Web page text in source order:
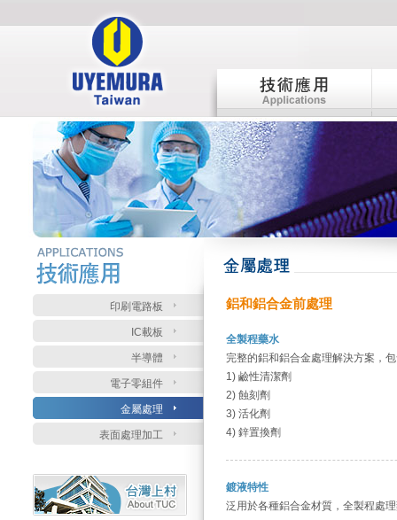
印刷電路板
IC載板
半導體
電子零組件
金屬處理
表面處理加工
鋁和鋁合金前處理
全製程藥水
完整的鋁和鋁合金處理解決方案，
1) 鹼性清潔劑
2) 蝕刻劑
3) 活化劑
4) 鋅置換劑
鍍液特性
泛用於各種鋁合金材質，全製程處